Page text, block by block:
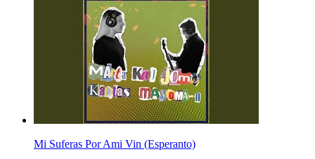
Mi Suferas Por Ami Vin (Esperanto)